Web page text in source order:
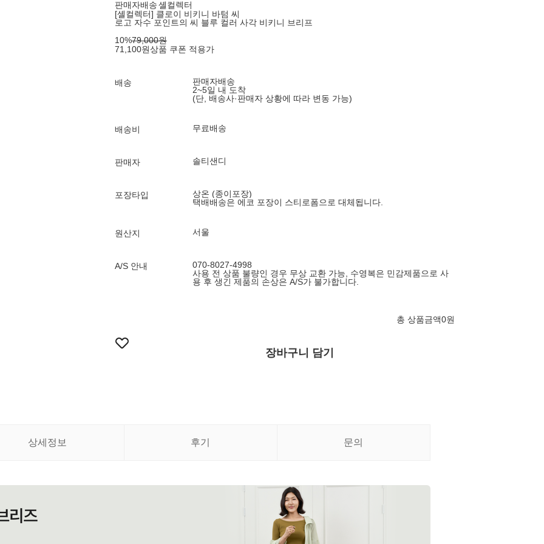
판매자배송셸컬렉터
[셸컬렉터] 클로이 비키니 바텀 씨
로고 자수 포인트의 씨 블루 컬러 사각 비키니 브리프
10%79,000원
71,100원상품 쿠폰 적용가
배송
판매자배송
2~5일 내 도착
(단, 배송사·판매자 상황에 따라 변동 가능)
배송비 무료배송
판매자 솔티샌디
포장타입
상온 (종이포장)
택배배송은 에코 포장이 스티로폼으로 대체됩니다.
원산지 서울
A/S 안내
070-8027-4998
사용 전 상품 불량인 경우 무상 교환 가능, 수영복은 민감제품으로 사
용 후 생긴 제품의 손상은 A/S가 불가합니다.
총 상품금액0원
장바구니 담기
상세정보 후기 문의